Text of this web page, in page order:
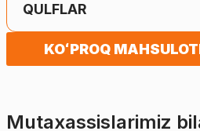
QULFLAR
KOʻPROQ
Mutaxassislarimiz